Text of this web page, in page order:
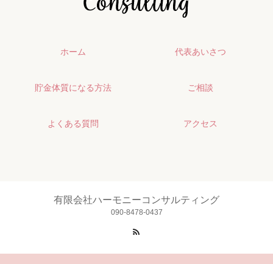
ホーム 代表あいさつ
貯金体質になる方法 ご相談
よくある質問 アクセス
有限会社ハーモニーコンサルティング
090-8478-0437